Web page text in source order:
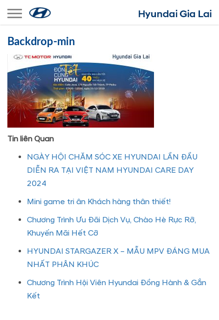
Toggle navigation
Backdrop-min
Tin liên Quan
NGÀY HỘI CHĂM SÓC XE HYUNDAI LẦN ĐẦU
DIỄN RA TẠI VIỆT NAM HYUNDAI CARE DAY
2024
Mini game tri ân Khách hàng thân thiết!
Chương Trình Ưu Đãi Dịch Vụ, Chào Hè Rực Rỡ,
Khuyến Mãi Hết Cỡ
HYUNDAI STARGAZER X – MẪU MPV ĐÁNG MUA
NHẤT PHÂN KHÚC
Chương Trình Hội Viên Hyundai Đồng Hành & Gắn
Kết